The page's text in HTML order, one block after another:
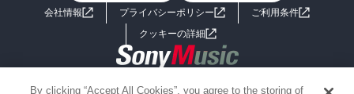
小説
海外小説
会社情報 プライバシーポリシー
ご利用条件
クッキーの詳細
Copyright 2017 - 2026 Sony Music Entertainment(Japan) Inc.
By clicking “Accept All Cookies”, you agree to the storing of